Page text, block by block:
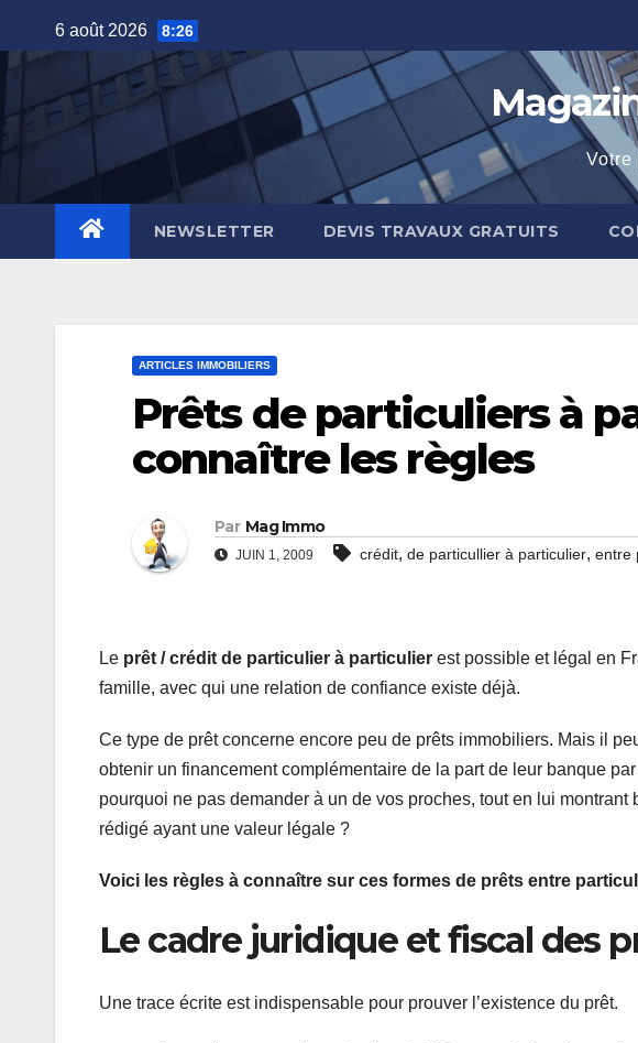
to
6 août 2026 8:26
NEWSLETTER DEVIS TRAVAUX GRATUITS
ARTICLES IMMOBILIERS
Prêts de particuliers à
connaître les règles
Par Mag Immo
JUIN 1, 2009 crédit, de particullier à particulier, entre
Le prêt / crédit de particulier à particulier est possible et légal en
famille, avec qui une relation de confiance existe déjà.
Ce type de prêt concerne encore peu de prêts immobiliers. Mais il
obtenir un financement complémentaire de la part de leur banque
pourquoi ne pas demander à un de vos proches, tout en lui
rédigé ayant une valeur légale ?
Voici les règles à connaître sur ces formes de prêts entre
Le cadre juridique et fiscal des
Une trace écrite est indispensable pour prouver l’existence du prêt.